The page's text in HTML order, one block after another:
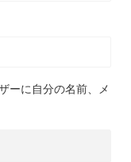
ーに自分の名前、メ